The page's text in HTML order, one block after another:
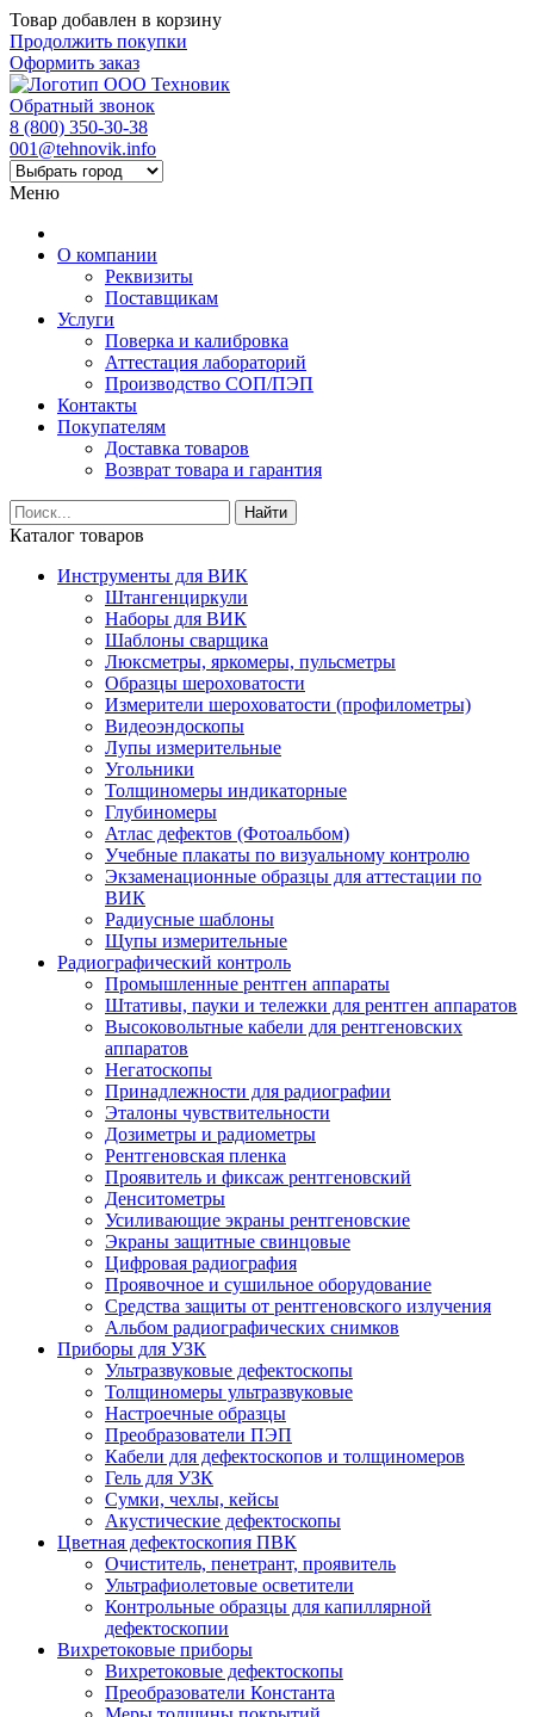
Товар добавлен в корзину
Продолжить покупки
Оформить заказ
Обратный звонок
8 (800) 350-30-38
001@tehnovik.info
Меню
О компании
Реквизиты
Поставщикам
Услуги
Поверка и калибровка
Аттестация лабораторий
Производство СОП/ПЭП
Контакты
Покупателям
Доставка товаров
Возврат товара и гарантия
Найти
Каталог товаров
Инструменты для ВИК
Штангенциркули
Наборы для ВИК
Шаблоны сварщика
Люксметры, яркомеры, пульсметры
Образцы шероховатости
Измерители шероховатости (профилометры)
Видеоэндоскопы
Лупы измерительные
Угольники
Толщиномеры индикаторные
Глубиномеры
Атлас дефектов (Фотоальбом)
Учебные плакаты по визуальному контролю
Экзаменационные образцы для аттестации по
ВИК
Радиусные шаблоны
Щупы измерительные
Радиографический контроль
Промышленные рентген аппараты
Штативы, пауки и тележки для рентген аппаратов
Высоковольтные кабели для рентгеновских
аппаратов
Негатоскопы
Принадлежности для радиографии
Эталоны чувствительности
Дозиметры и радиометры
Рентгеновская пленка
Проявитель и фиксаж рентгеновский
Денситометры
Усиливающие экраны рентгеновские
Экраны защитные свинцовые
Цифровая радиография
Проявочное и сушильное оборудование
Средства защиты от рентгеновского излучения
Альбом радиографических снимков
Приборы для УЗК
Ультразвуковые дефектоскопы
Толщиномеры ультразвуковые
Настроечные образцы
Преобразователи ПЭП
Кабели для дефектоскопов и толщиномеров
Гель для УЗК
Сумки, чехлы, кейсы
Акустические дефектоскопы
Цветная дефектоскопия ПВК
Очиститель, пенетрант, проявитель
Ультрафиолетовые осветители
Контрольные образцы для капиллярной
дефектоскопии
Вихретоковые приборы
Вихретоковые дефектоскопы
Преобразователи Константа